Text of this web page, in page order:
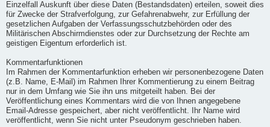
Einzelfall Auskunft über diese Daten (Bestandsdaten) erteilen, soweit dies
für Zwecke der Strafverfolgung, zur Gefahrenabwehr, zur Erfüllung der
gesetzlichen Aufgaben der Verfassungsschutzbehörden oder des
Militärischen Abschirmdienstes oder zur Durchsetzung der Rechte am
geistigen Eigentum erforderlich ist.
Kommentarfunktionen
Im Rahmen der Kommentarfunktion erheben wir personenbezogene Daten
(z.B. Name, E-Mail) im Rahmen Ihrer Kommentierung zu einem Beitrag
nur in dem Umfang wie Sie ihn uns mitgeteilt haben. Bei der
Veröffentlichung eines Kommentars wird die von Ihnen angegebene
Email-Adresse gespeichert, aber nicht veröffentlicht. Ihr Name wird
veröffentlicht, wenn Sie nicht unter Pseudonym geschrieben haben.